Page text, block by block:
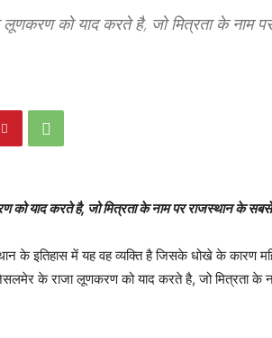
को याद करते है, जो मित्रता के नाम
करते है, जो मित्रता के नाम पर राजस्थान के सबसे
के इतिहास में यह वह व्यक्ति है जिसके धोखे के कारण
के राजा लूणकरण को याद करते है, जो मित्रता के